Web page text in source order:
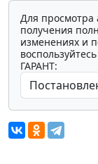
Для просмотра
получения
изменениях и
ГАРАНТ: